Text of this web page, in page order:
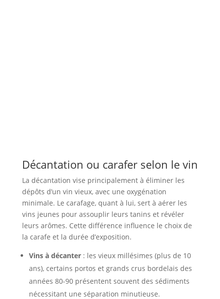
Décantation ou carafer selon le vin
La décantation vise principalement à éliminer les
dépôts d’un vin vieux, avec une oxygénation
minimale. Le carafage, quant à lui, sert à aérer les
vins jeunes pour assouplir leurs tanins et révéler
leurs arômes. Cette différence influence le choix de
la carafe et la durée d’exposition.
Vins à décanter: les vieux millésimes (plus de 10
ans), certains portos et grands crus bordelais des
années 80-90 présentent souvent des sédiments
nécessitant une séparation minutieuse.